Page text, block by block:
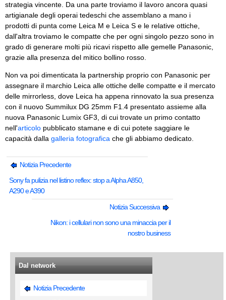
strategia vincente. Da una parte troviamo il lavoro ancora quasi
artigianale degli operai tedeschi che assemblano a mano i
prodotti di punta come Leica M e Leica S e le relative ottiche,
dall'altra troviamo le compatte che per ogni singolo pezzo sono in
grado di generare molti più ricavi rispetto alle gemelle Panasonic,
grazie alla presenza del mitico bollino rosso.
Non va poi dimenticata la partnership proprio con Panasonic per
assegnare il marchio Leica alle ottiche delle compatte e il mercato
delle mirrorless, dove Leica ha appena rinnovato la sua presenza
con il nuovo Summilux DG 25mm F1.4 presentato assieme alla
nuova Panasonic Lumix GF3, di cui trovate un primo contatto
nell'articolo pubblicato stamane e di cui potete saggiare le
capacità dalla galleria fotografica che gli abbiamo dedicato.
Notizia Precedente
Sony fa pulizia nel listino reflex: stop a Alpha A850,
A290 e A390
Notizia Successiva
Nikon: i cellulari non sono una minaccia per il
nostro business
Dal network
Notizia Precedente